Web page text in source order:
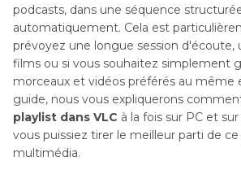
podcasts, dans une séquence
automatiquement. Cela est
prévoyez une longue session d'écoute,
films ou si vous souhaitez simplement
morceaux et vidéos préférés au même
guide, nous vous expliquerons
playlist dans VLC à la fois sur PC et
vous puissiez tirer le meilleur parti de
multimédia.